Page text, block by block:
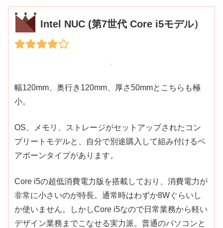
Intel NUC (第7世代 Core i5モデル）
幅120mm、奥行き120mm、厚さ50mmとこちらも極
小。
OS、メモリ、ストレージがセットアップされたコン
プリートモデルと、自分で別途購入して組み付けるベ
アボーンタイプがあります。
Core i5の超低消費電力版を搭載しており、消費電力が
非常に小さいのが特長。通常時はわずか8Wぐらいし
か使いません。しかしCore i5なので日常業務から軽い
デザイン業務までこなせる実力派。普通のパソコンと